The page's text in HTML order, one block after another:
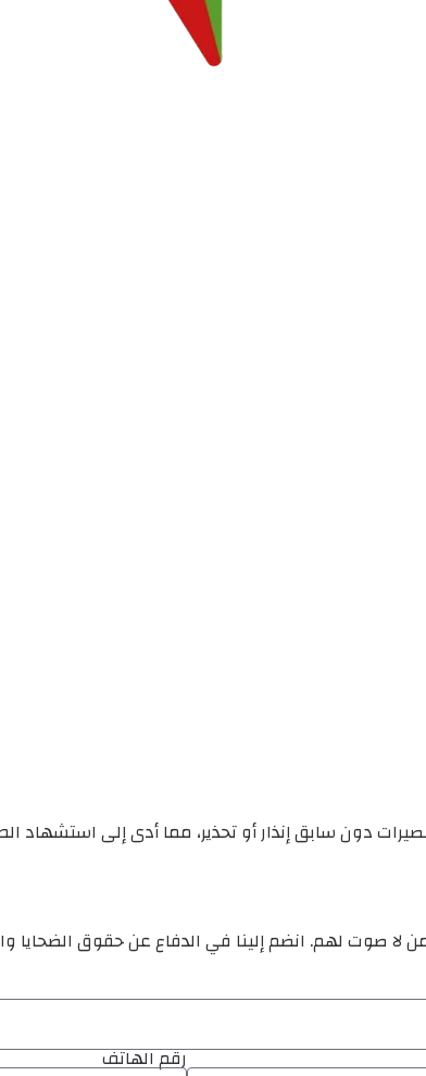
دون سابق إنذار أو تحذير، مما أدى إلى استشهاد
لا صوت لهم. انضم إلينا في الدفاع عن حقوق
رقم الهاتف